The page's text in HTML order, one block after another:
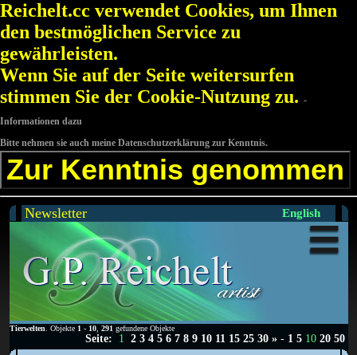
Reichelt.cc verwendet Cookies, um Ihnen
den bestmöglichen Service zu
gewährleisten.
Wenn Sie auf der Seite weitersurfen
stimmen Sie der Cookie-Nutzung zu. -
Informationen dazu
Bitte nehmen sie auch meine Datenschutzerklärung zur Kenntnis.
Zur Kenntnis genommen
Newsletter English
Tierwelten . Objekte 1 - 10, 291 gefundene Objekte
Seite: 1 2 3 4 5 6 7 8 9 10 11 15 25 30 » - 1 510 20 50